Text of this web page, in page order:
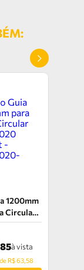
1200mm
Circular
Dewalt -
à vista
R$ 63,58